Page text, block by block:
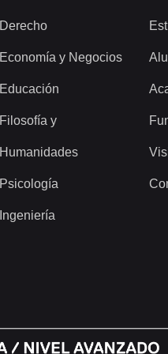
Derecho
Economía y Negocios
Educación
Filosofía y
Humanidades
Psicología
Ingeniería